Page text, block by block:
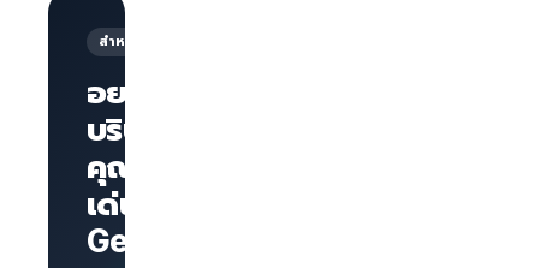
สำหรับนายจ้าง
อยากให้
บริษัทของ
คุณโดด
เด่นบน
GetLinks?